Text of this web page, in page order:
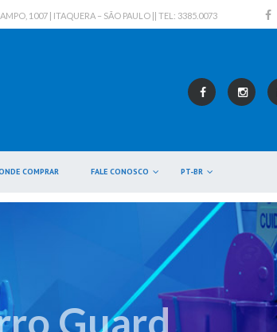
1007 | ITAQUERA – SÃO PAULO || TEL: 3385.0073
COMPRAR FALE CONOSCO PT-BR
Guard